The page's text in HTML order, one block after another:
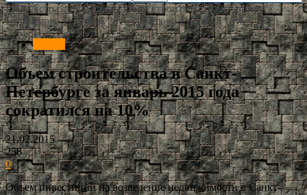
РИА Астрахань Россия Объем строительства в Санкт-
Петербурге за январь 2015 года сократился на 10%
Объем строительства в Санкт-
Петербурге за январь 2015 года
сократился на 10%
21.02.2015
258
0
Объем инвестиций на возведение недвижимости в Санкт-